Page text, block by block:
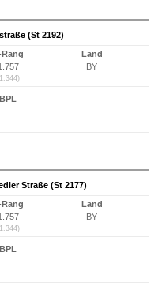
(St 2192)
Rang
Land
BY
BPL
Straße (St 2177)
Rang
Land
BY
BPL